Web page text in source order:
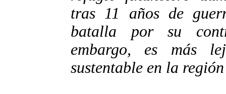
tras 11 años de
batalla por su
embargo, es más
sustentable en la región